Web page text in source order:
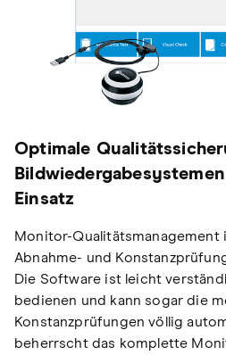
Optimale
Einsatz
Monitor-Qualitätsmanagement
Abnahme- und
Die Software ist leicht
bedienen und kann sogar die
Konstanzprüfungen völlig
beherrscht das komplette